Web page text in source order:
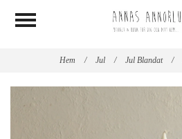
Hem / Jul / Jul Blandat /